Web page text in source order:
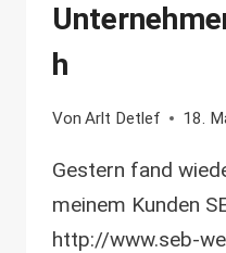
h
Von Arlt Detlef 18.
Gestern fand
meinem Kunden
http://www.seb-